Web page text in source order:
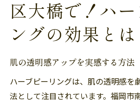
区大橋で！ハー
ングの効果とは
肌の透明感アップを実感する方法
ハーブピーリングは、肌の透明感を
法として注目されています。福岡市